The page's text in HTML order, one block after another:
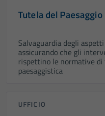
Tutela del Paesaggio
Salvaguardia degli
assicurando che gli
rispettino le normative
paesaggistica
UFFICIO